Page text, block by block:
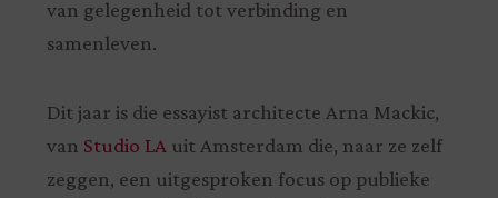
van gelegenheid tot verbinding en
samenleven.
Dit jaar is die essayist architecte Arna Mackic,
van Studio LA uit Amsterdam die, naar ze zelf
zeggen, een uitgesproken focus op publieke